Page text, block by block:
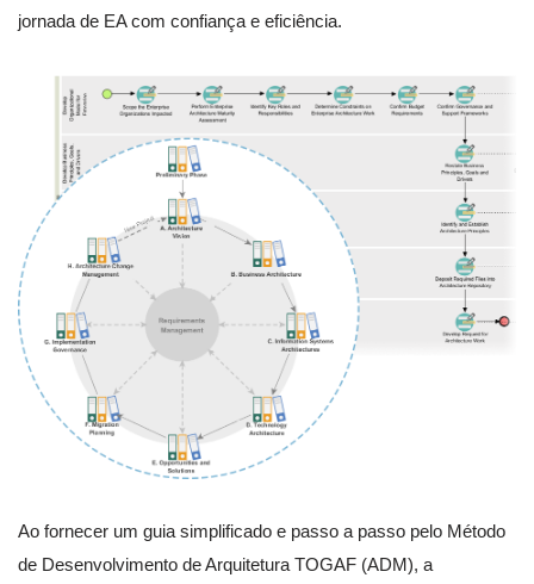
jornada de EA com confiança e eficiência.
Ao fornecer um guia simplificado e passo a passo pelo Método
de Desenvolvimento de Arquitetura TOGAF (ADM), a